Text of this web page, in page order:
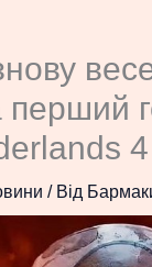
перший
4
/ Від